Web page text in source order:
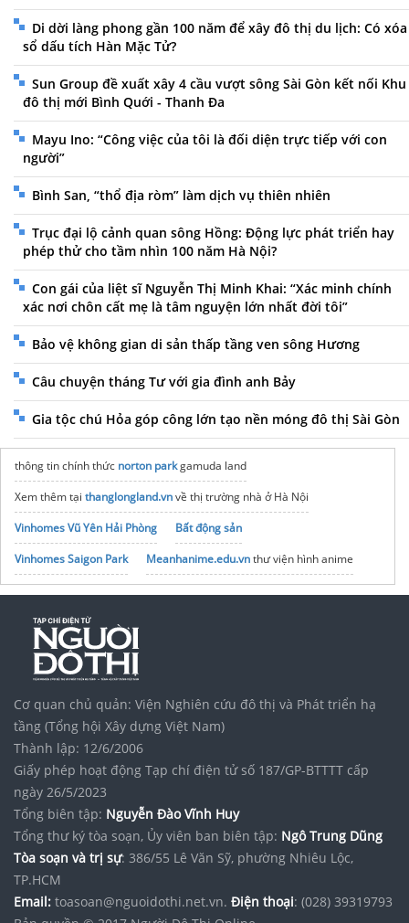
Di dời làng phong gần 100 năm để xây đô thị du lịch: Có xóa
sổ dấu tích Hàn Mặc Tử?
Sun Group đề xuất xây 4 cầu vượt sông Sài Gòn kết nối Khu
đô thị mới Bình Quới - Thanh Đa
Mayu Ino: “Công việc của tôi là đối diện trực tiếp với con
người”
Bình San, “thổ địa ròm” làm dịch vụ thiên nhiên
Trục đại lộ cảnh quan sông Hồng: Động lực phát triển hay
phép thử cho tầm nhìn 100 năm Hà Nội?
Con gái của liệt sĩ Nguyễn Thị Minh Khai: “Xác minh chính
xác nơi chôn cất mẹ là tâm nguyện lớn nhất đời tôi”
Bảo vệ không gian di sản thấp tầng ven sông Hương
Câu chuyện tháng Tư với gia đình anh Bảy
Gia tộc chú Hỏa góp công lớn tạo nền móng đô thị Sài Gòn
thông tin chính thức norton parkgamuda land
Xem thêm tại thanglongland.vnvề thị trường nhà ở Hà Nội
Vinhomes Vũ Yên Hải Phòng
Bất động sản
Vinhomes Saigon Park
Meanhanime.edu.vnthư viện hình anime
noxh K Home Avenue Nhơn Trạch
Tập đoàn Bcons Group
Cơ quan chủ quản: Viện Nghiên cứu đô thị và Phát triển hạ
tầng (Tổng hội Xây dựng Việt Nam)
Thành lập: 12/6/2006
Giấy phép hoạt động Tạp chí điện tử số 187/GP-BTTTT cấp
ngày 26/5/2023
Tổng biên tập: Nguyễn Đào Vĩnh Huy
Tổng thư ký tòa soạn, Ủy viên ban biên tập: Ngô Trung Dũng
Tòa soạn và trị sự: 386/55 Lê Văn Sỹ, phường Nhiêu Lộc,
TP.HCM
Email: toasoan@nguoidothi.net.vn. Điện thoại: (028) 39319793